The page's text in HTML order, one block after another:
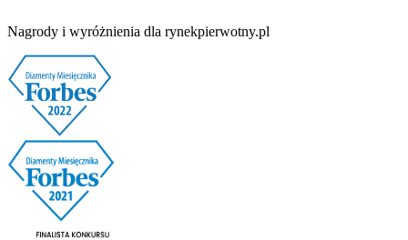
Nagrody i wyróżnienia dla rynekpierwotny.pl